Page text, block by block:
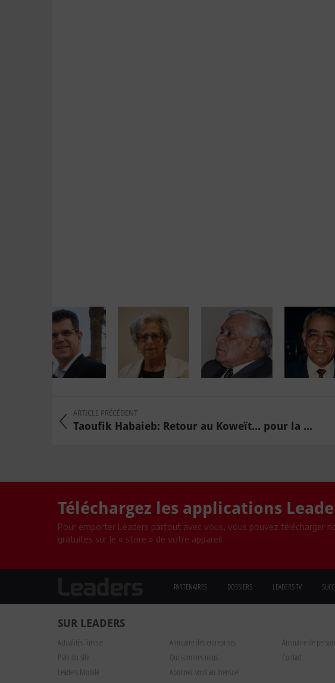
ARTICLE PRÉCÉDENT
Taoufik Habaieb: Retour au Koweït... pour la ...
Téléchargez les applications
Pour emporter Leaders partout avec vous, vous pouvez télécharger
gratuites sur le « store » de votre appareil.
PARTENAIRES DOSSIERS LEADERS TV
SUR LEADERS
Actualités Tunisie Annuaire des entreprises
Annuaire de
Plan du site
Qui sommes nous
Contact
Leaders Mobile
Abonnez-vous au mensuel